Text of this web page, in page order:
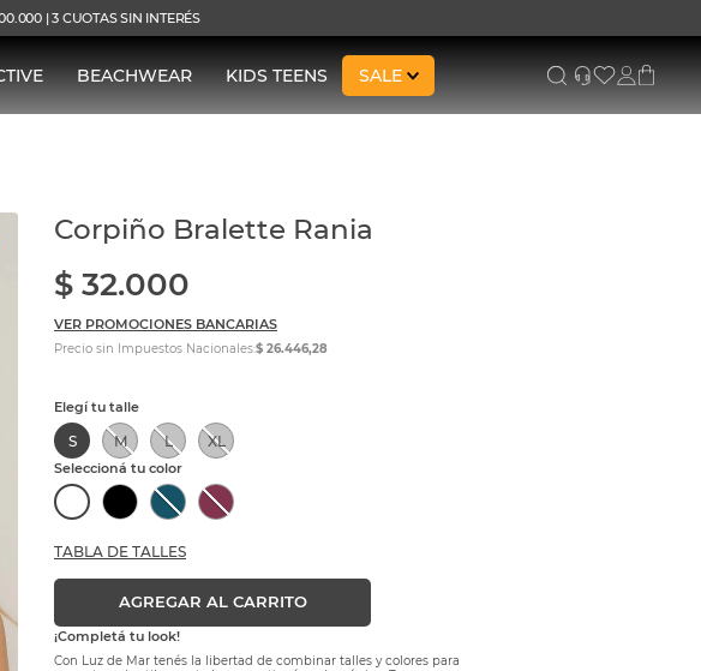
| 3 CUOTAS SIN INTERÉS
BEACHWEAR KIDS TEENS SALE
Corpiño Bralette Rania
$ 32.000
VER PROMOCIONES BANCARIAS
Precio sin Impuestos Nacionales:$ 26.446,28
S M L XL
TABLA DE TALLES
AGREGAR AL CARRITO
¡Completá tu look!
Con Luz de Mar tenés la libertad de combinar talles y colores para